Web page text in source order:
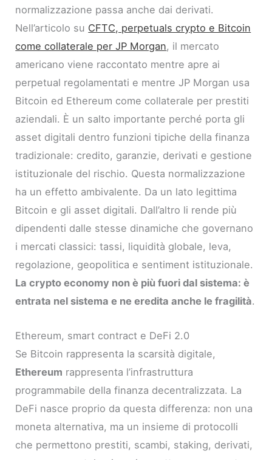
normalizzazione passa anche dai derivati.
Nell’articolo su CFTC, perpetuals crypto e Bitcoin
come collaterale per JP Morgan, il mercato
americano viene raccontato mentre apre ai
perpetual regolamentati e mentre JP Morgan usa
Bitcoin ed Ethereum come collaterale per prestiti
aziendali. È un salto importante perché porta gli
asset digitali dentro funzioni tipiche della finanza
tradizionale: credito, garanzie, derivati e gestione
istituzionale del rischio. Questa normalizzazione
ha un effetto ambivalente. Da un lato legittima
Bitcoin e gli asset digitali. Dall’altro li rende più
dipendenti dalle stesse dinamiche che governano
i mercati classici: tassi, liquidità globale, leva,
regolazione, geopolitica e sentiment istituzionale.
La crypto economy non è più fuori dal sistema: è
entrata nel sistema e ne eredita anche le fragilità.
Ethereum, smart contract e DeFi 2.0
Se Bitcoin rappresenta la scarsità digitale,
Ethereum rappresenta l’infrastruttura
programmabile della finanza decentralizzata. La
DeFi nasce proprio da questa differenza: non una
moneta alternativa, ma un insieme di protocolli
che permettono prestiti, scambi, staking, derivati,